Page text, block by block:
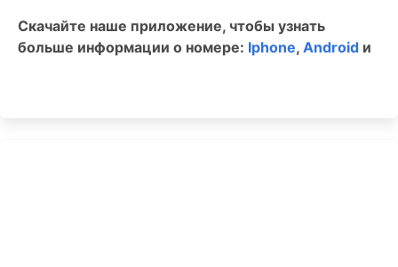
Скачайте наше приложение, чтобы узнать
больше информации о номере: Iphone, Android и